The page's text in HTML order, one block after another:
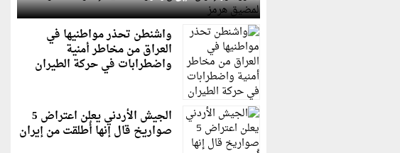
واشنطن تحذر مواطنيها في
العراق من مخاطر أمنية
واضطرابات في حركة الطيران
الجيش الأردني يعلن اعتراض 5
صواريخ قال إنها أُطلقت من إيران